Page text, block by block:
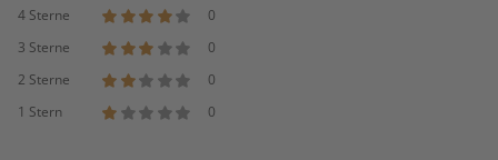
4 Sterne
0
3 Sterne
0
2 Sterne
0
1 Stern
0